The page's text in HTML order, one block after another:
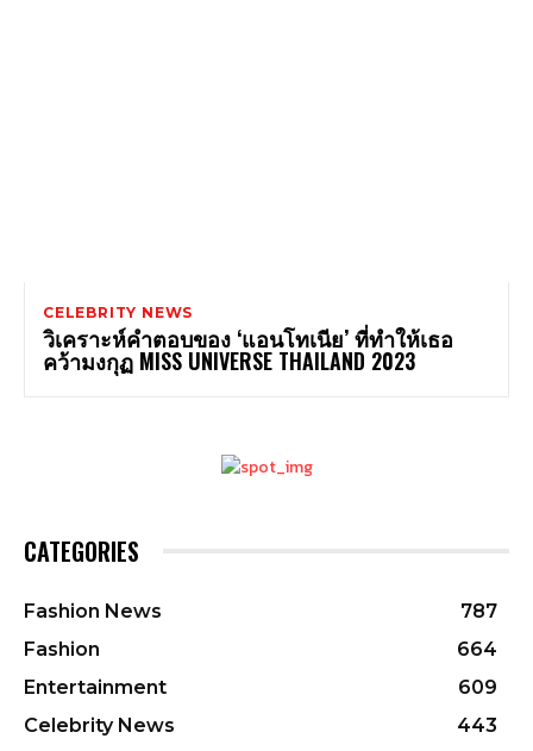
CELEBRITY NEWS
วิเคราะห์คำตอบของ ‘แอนโทเนีย’ ที่ทำให้เธอ
คว้ามงกุฏ MISS UNIVERSE THAILAND 2023
CATEGORIES
Fashion News
787
Fashion
664
Entertainment
609
Celebrity News
443